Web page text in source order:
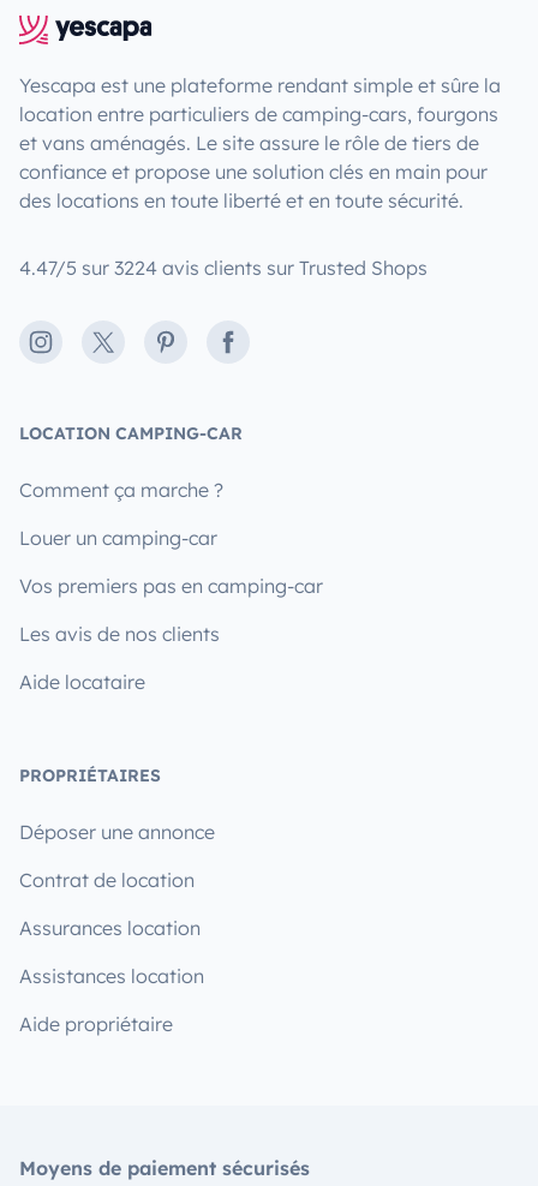
Yescapa est une plateforme rendant simple et sûre la
location entre particuliers de camping-cars, fourgons
et vans aménagés. Le site assure le rôle de tiers de
confiance et propose une solution clés en main pour
des locations en toute liberté et en toute sécurité.
4.47/5 sur 3224 avis clients sur Trusted Shops
Instagram
X PinterestFacebook
LOCATION CAMPING-CAR
Comment ça marche ?
Louer un camping-car
Vos premiers pas en camping-car
Les avis de nos clients
Aide locataire
PROPRIÉTAIRES
Déposer une annonce
Contrat de location
Assurances location
Assistances location
Aide propriétaire
Moyens de paiement sécurisés